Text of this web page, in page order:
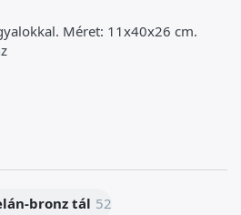
Méret: 11x40x26 cm.
bronz tál 52